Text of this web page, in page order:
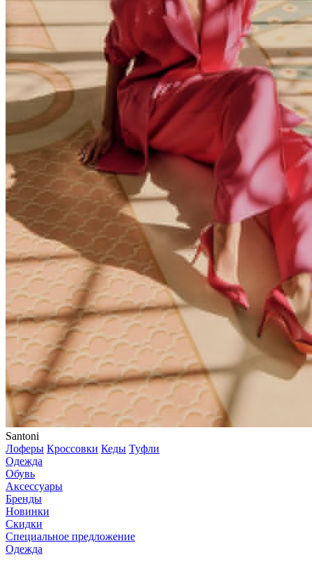
Santoni
Лоферы Кроссовки Кеды Туфли
Одежда
Обувь
Аксессуары
Бренды
Новинки
Скидки
Специальное предложение
Одежда